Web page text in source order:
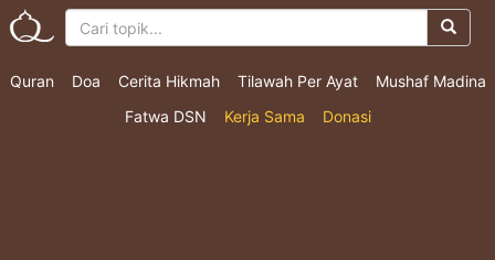
Quran Doa Cerita Hikmah Tilawah Per Ayat
Mushaf Madina
Fatwa DSN
Kerja Sama Donasi